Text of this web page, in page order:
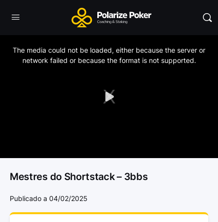
Play
The media could not be loaded, either because the server or
network failed or because the format is not supported.
Mestres do Shortstack – 3bbs
Publicado a 04/02/2025